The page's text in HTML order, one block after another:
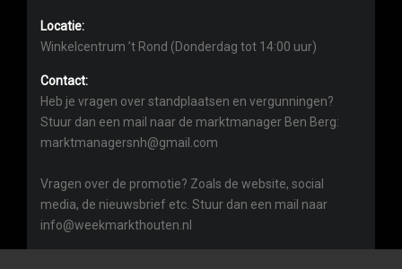
Locatie:
Winkelcentrum ’t Rond (Donderdag tot 14:00 uur)
Contact:
Heb je vragen over standplaatsen en vergunningen?
Stuur dan een mail naar de marktmanager Ben Berg:
marktmanagersnh@gmail.com
Vragen over de promotie? Zoals de website, social
media, de nieuwsbrief etc. Stuur dan een mail naar
info@weekmarkthouten.nl